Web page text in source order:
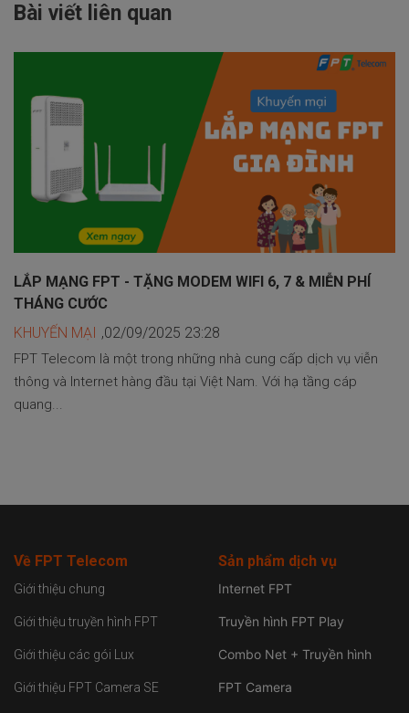
Bài viết liên quan
LẮP MẠNG FPT - TẶNG MODEM WIFI 6, 7 & MIỄN PHÍ
THÁNG CƯỚC
KHUYẾN MẠI ,02/09/2025 23:28
FPT Telecom là một trong những nhà cung cấp dịch vụ viễn
thông và Internet hàng đầu tại Việt Nam. Với hạ tầng cáp
quang...
Về FPT Telecom
Giới thiệu chung
Giới thiệu truyền hình FPT
Giới thiệu các gói Lux
Giới thiệu FPT Camera SE
Sản phẩm dịch vụ
Internet FPT
Truyền hình FPT Play
Combo Net + Truyền hình
FPT Camera